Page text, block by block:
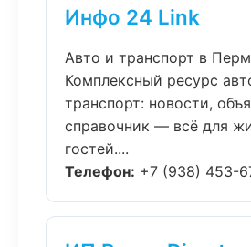
Инфо 24 Link
Авто и транспорт в
Комплексный ресурс
транспорт: новости,
справочник — всё для
гостей....
Телефон: +7 (938) 453-